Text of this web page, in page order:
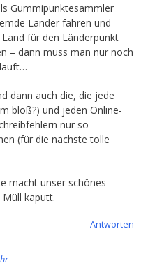
Gummipunktesammler
Länder fahren und
für den Länderpunkt
– dann muss man nur noch
dann auch die, die jede
bloß?) und jeden Online-
nur so
(für die nächste tolle
macht unser schönes
kaputt.
Antworten